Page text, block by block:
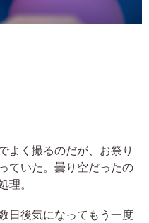
よく撮るのだが、お祭り
ていた。曇り空だったの
理。
日後気になってもう一度